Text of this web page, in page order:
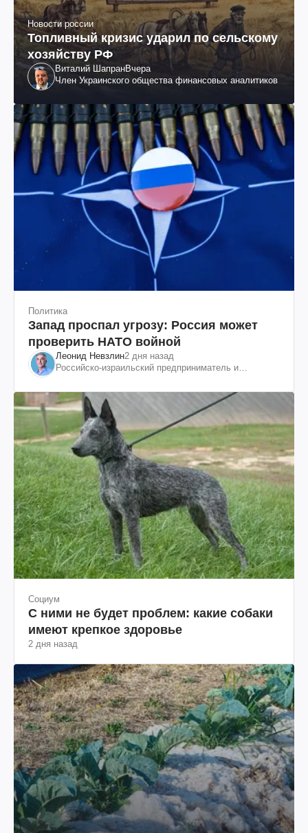
Новости россии
Топливный кризис ударил по сельскому
хозяйству РФ
Виталий ШапранВчера
Член Украинского общества финансовых аналитиков
Политика
Запад проспал угрозу: Россия может
проверить НАТО войной
Леонид Невзлин2 дня назад
Российско-израильский предприниматель и
"ЮКОСа"
Социум
С ними не будет проблем: какие собаки
имеют крепкое здоровье
2 дня назад